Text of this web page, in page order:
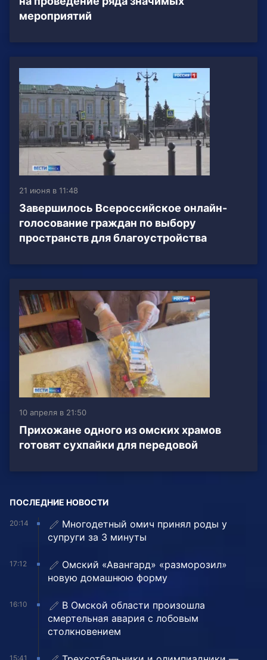
мероприятий
21 июня в 11:48
Завершилось Всероссийское онлайн-
голосование граждан по выбору
пространств для благоустройства
10 апреля в 21:50
Прихожане одного из омских храмов
готовят сухпайки для передовой
ПОСЛЕДНИЕ НОВОСТИ
20:14
Многодетный омич принял роды у
супруги за 3 минуты
17:12
Омский «Авангард» «разморозил»
новую домашнюю форму
16:10
В Омской области произошла
смертельная авария с лобовым
столкновением
15:41